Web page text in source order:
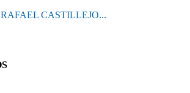
RAFAEL CASTILLEJO...